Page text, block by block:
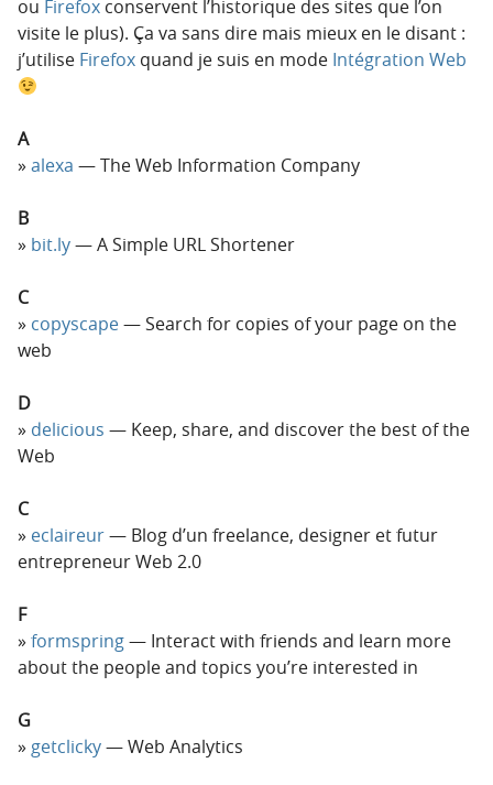
ou Firefox conservent l’historique des sites que l’on
visite le plus). Ça va sans dire mais mieux en le disant :
j’utilise Firefox quand je suis en mode Intégration Web
A
alexa — The Web Information Company
B
bit.ly— A Simple URL Shortener
C
copyscape— Search for copies of your page on the
web
D
delicious — Keep, share, and discover the best of the
Web
C
eclaireur— Blog d’un freelance, designer et futur
entrepreneur Web 2.0
F
formspring— Interact with friends and learn more
about the people and topics you’re interested in
G
getclicky— Web Analytics